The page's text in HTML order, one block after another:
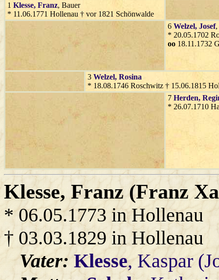
1 Klesse, Franz, Bauer
* 11.06.1771 Hollenau † vor 1821 Schönwalde
6 Welzel, Josef,
* 20.05.1702
oo 18.11.1732
3 Welzel, Rosina
* 18.08.1746 Roschwitz † 15.06.1815
7 Herden,
* 26.07.1710
Klesse, Franz (Franz
* 06.05.1773 in Hollenau
† 03.03.1829 in Hollenau
Vater:Klesse, Kaspar